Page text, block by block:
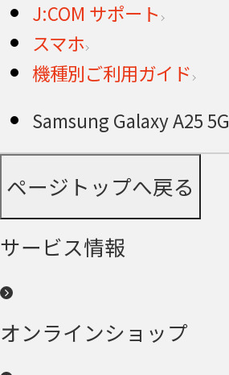
J:COM サポート
スマホ
機種別ご利用ガイド
Samsung Galaxy A25 5G
ページトップへ戻る
サービス情報
オンラインショップ